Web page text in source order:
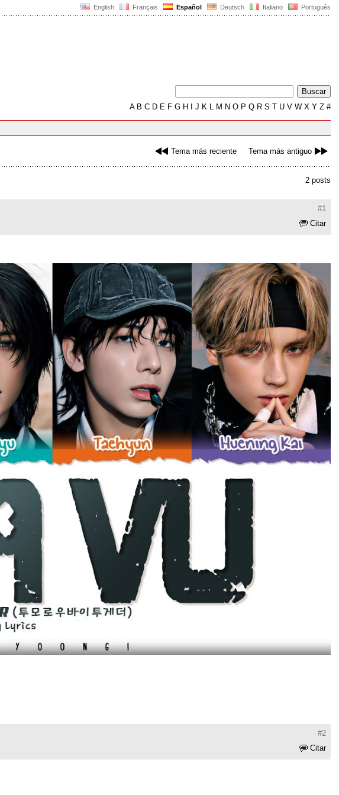
English Français Español Deutsch Italiano Português
AB C D E F G H J K L M N O P Q R S T U V W X Y Z #
Tema más reciente Tema más antiguo
2 posts
#1
Citar
#2
Citar